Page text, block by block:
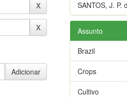
SANTOS, J. P.
Assunto
Brazil
Crops
Cultivo